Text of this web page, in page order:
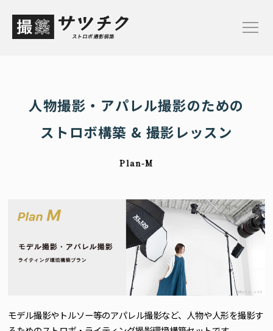
サービス概要
【Plan-M】モデル/アパレル撮影プラン
【Plan-S】商品撮影（小サイズ）撮影プラン
人物撮影・アパレル撮影のための
ストロボ構築 & 撮影レッスン
Plan-M
モデル撮影やトルソー等のアパレル撮影など、人物や人形を撮影す